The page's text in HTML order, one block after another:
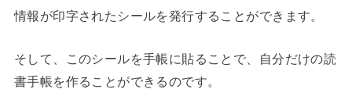
情報が印字されたシールを発行することができます。
そして、このシールを手帳に貼ることで、自分だけの読
書手帳を作ることができるのです。